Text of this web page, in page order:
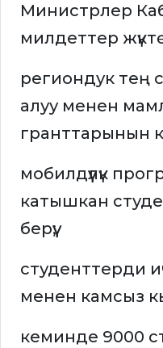
Министрлер
милдеттер
региондук тең
алуу менен
гранттарынын
мобилдүүлүк
катышкан
берүү;
студенттерди
менен камсыз
кеминде 9000